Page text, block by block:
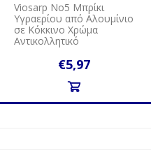
Viosarp Νο5 Μπρίκι
Υγραερίου από Αλουμίνιο
σε Κόκκινο Χρώμα
Αντικολλητικό
€5,97